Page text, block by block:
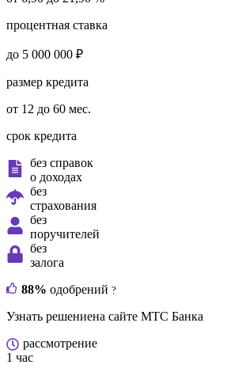
процентная ставка
до 5 000 000 ₽
размер кредита
от 12 до 60 мес.
срок кредита
без справок
о доходах
без
страхования
без
поручителей
без
залога
88% одобрений ?
Узнать решениена сайте МТС Банка
рассмотрение
1 час